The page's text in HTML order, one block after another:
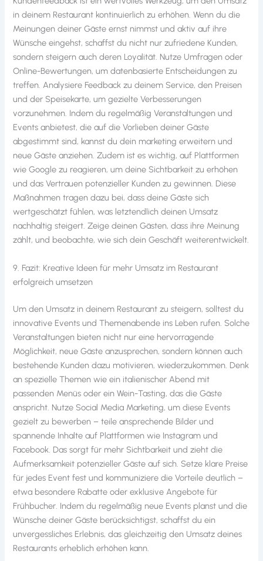
in deinem Restaurant kontinuierlich zu erhöhen. Wenn du die
Meinungen deiner Gäste ernst nimmst und aktiv auf ihre
Wünsche eingehst, schaffst du nicht nur zufriedene Kunden,
sondern steigern auch deren Loyalität. Nutze Umfragen oder
Online-Bewertungen, um datenbasierte Entscheidungen zu
treffen. Analysiere Feedback zu deinem Service, den Preisen
und der Speisekarte, um gezielte Verbesserungen
vorzunehmen. Indem du regelmäßig Veranstaltungen und
Events anbietest, die auf die Vorlieben deiner Gäste
abgestimmt sind, kannst du dein marketing erweitern und
neue Gäste anziehen. Zudem ist es wichtig, auf Plattformen
wie Google zu reagieren, um deine Sichtbarkeit zu erhöhen
und das Vertrauen potenzieller Kunden zu gewinnen. Diese
Maßnahmen tragen dazu bei, dass deine Gäste sich
wertgeschätzt fühlen, was letztendlich deinen Umsatz
nachhaltig steigert. Zeige deinen Gästen, dass ihre Meinung
zählt, und beobachte, wie sich dein Geschäft weiterentwickelt.
9. Fazit: Kreative Ideen für mehr Umsatz im Restaurant
erfolgreich umsetzen
Um den Umsatz in deinem Restaurant zu steigern, solltest du
innovative Events und Themenabende ins Leben rufen. Solche
Veranstaltungen bieten nicht nur eine hervorragende
Möglichkeit, neue Gäste anzusprechen, sondern können auch
bestehende Kunden dazu motivieren, wiederzukommen. Denk
an spezielle Themen wie ein italienischer Abend mit
passenden Menüs oder ein Wein-Tasting, das die Gäste
anspricht. Nutze Social Media Marketing, um diese Events
gezielt zu bewerben – teile ansprechende Bilder und
spannende Inhalte auf Plattformen wie Instagram und
Facebook. Das sorgt für mehr Sichtbarkeit und zieht die
Aufmerksamkeit potenzieller Gäste auf sich. Setze klare Preise
für jedes Event fest und kommuniziere die Vorteile deutlich –
etwa besondere Rabatte oder exklusive Angebote für
Frühbucher. Indem du regelmäßig neue Events planst und die
Wünsche deiner Gäste berücksichtigst, schaffst du ein
unvergessliches Erlebnis, das gleichzeitig den Umsatz deines
Restaurants erheblich erhöhen kann.